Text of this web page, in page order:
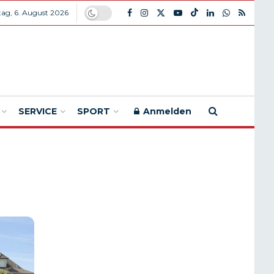
6. August 2026
SERVICE SPORT Anmelden